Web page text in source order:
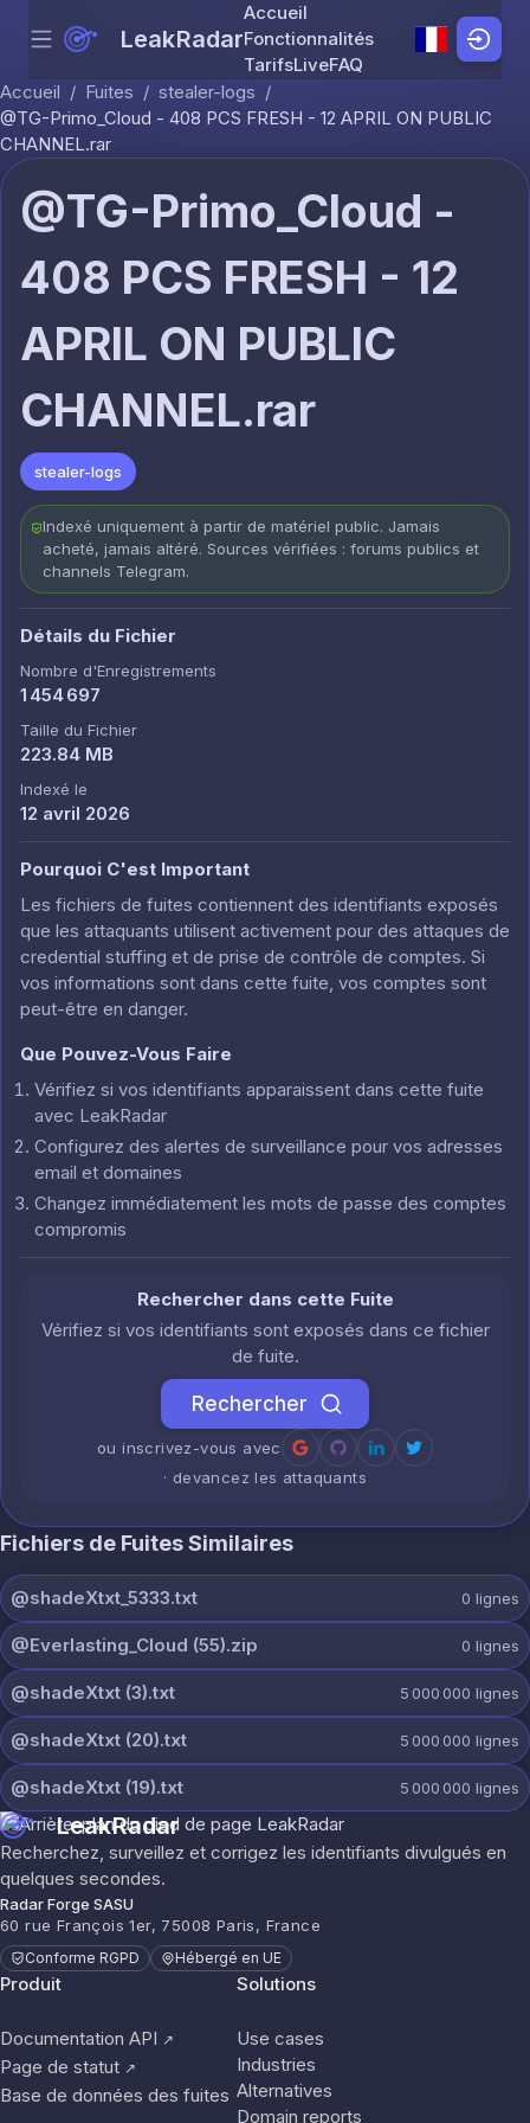
Skip to content
Menu LeakRadar
Accueil
Fonctionnalités
TarifsLiveFAQ
Accueil / Fuites / stealer-logs /
@TG-Primo_Cloud - 408 PCS FRESH - 12 APRIL ON PUBLIC
CHANNEL.rar
@TG-Primo_Cloud -
408 PCS FRESH - 12
APRIL ON PUBLIC
CHANNEL.rar
stealer-logs
Indexé uniquement à partir de matériel public. Jamais
acheté, jamais altéré. Sources vérifiées : forums publics et
channels Telegram.
Détails du Fichier
Nombre d'Enregistrements
1 454 697
Taille du Fichier
223.84 MB
Indexé le
12 avril 2026
Pourquoi C'est Important
Les fichiers de fuites contiennent des identifiants exposés
que les attaquants utilisent activement pour des attaques de
credential stuffing et de prise de contrôle de comptes. Si
vos informations sont dans cette fuite, vos comptes sont
peut-être en danger.
Que Pouvez-Vous Faire
Vérifiez si vos identifiants apparaissent dans cette fuite
avec LeakRadar
Configurez des alertes de surveillance pour vos adresses
email et domaines
Changez immédiatement les mots de passe des comptes
compromis
Rechercher dans cette Fuite
Vérifiez si vos identifiants sont exposés dans ce fichier
de fuite.
Rechercher
ou inscrivez-vous avec
· devancez les attaquants
Fichiers de Fuites Similaires
@shadeXtxt_5333.txt 0 lignes
@Everlasting_Cloud (55).zip 0 lignes
@shadeXtxt (3).txt 5 000 000 lignes
@shadeXtxt (20).txt 5 000 000 lignes
@shadeXtxt (19).txt 5 000 000 lignes
LeakRadar
Recherchez, surveillez et corrigez les identifiants divulgués en
quelques secondes.
Radar Forge SASU
60 rue François 1er, 75008 Paris, France
Conforme RGPD Hébergé en UE
Produit
Documentation API ↗
Page de statut ↗
Base de données des fuites
Solutions
Use cases
Industries
Alternatives
Domain reports